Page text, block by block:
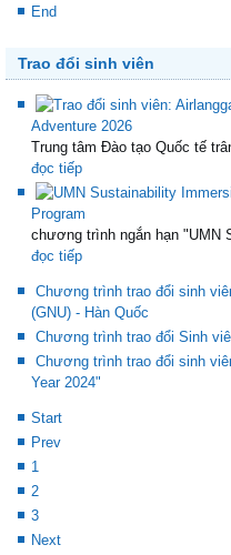
End
Trao đổi sinh viên
Adventure 2026
Trung tâm Đào tạo Quốc tế
đọc tiếp
Program
chương trình ngắn hạn "UMN
đọc tiếp
Chương trình trao đổi sinh
(GNU) - Hàn Quốc
Chương trình trao đổi Sinh
Chương trình trao đổi sinh
Year 2024"
Start
Prev
1
2
3
Next